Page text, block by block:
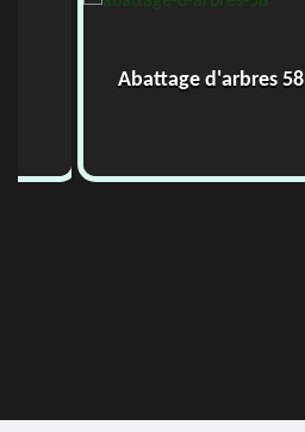
Abattage d'arbres 58